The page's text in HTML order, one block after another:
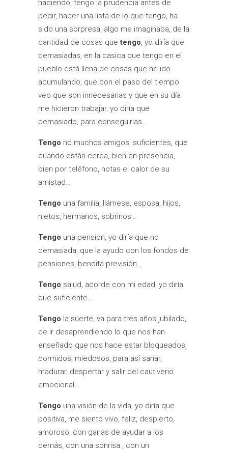
haciendo, tengo la prudencia antes de
pedir, hacer una lista de lo que tengo, ha
sido una sorpresa, algo me imaginaba, de la
cantidad de cosas quetengo, yo diría que
demasiadas, en la casica que tengo en el
pueblo está llena de cosas que he ido
acumulando, que con el paso del tiempo
veo que son innecesarias y que en su día
me hicieron trabajar, yo diría que
demasiado, para conseguirlas.
Tengo no muchos amigos, suficientes, que
cuando están cerca, bien en presencia,
bien por teléfono, notas el calor de su
amistad…
Tengo una familia, llámese, esposa, hijos,
nietos, hermanos, sobrinos…
Tengo una pensión, yo diría que no
demasiada, que la ayudo con los fondos de
pensiones, bendita previsión…
Tengo salud, acorde con mi edad, yo diría
que suficiente…
Tengo la suerte, va para tres años jubilado,
de ir desaprendiendo lo que nos han
enseñado que nos hace estar bloqueados,
dormidos, miedosos, para así sanar,
madurar, despertar y salir del cautiverio
emocional…
Tengo una visión de la vida, yo diría que
positiva, me siento vivo, feliz, despierto,
amoroso, con ganas de ayudar a los
demás, con una sonrisa , con un